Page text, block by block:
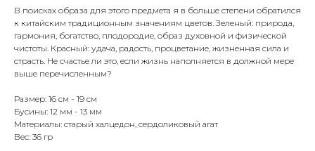
В поисках образа для этого предмета я в больше степени обратился
к китайским традиционным значениям цветов. Зеленый: природа,
гармония, богатство, плодородие, образ духовной и физической
чистоты. Красный: удача, радость, процветание, жизненная сила и
страсть. Не счастье ли это, если жизнь наполняется в должной мере
выше перечисленным?
Размер: 16 см - 19 см
Бусины: 12 мм - 13 мм
Материалы: старый халцедон, сердоликовый агат
Вес: 36 гр